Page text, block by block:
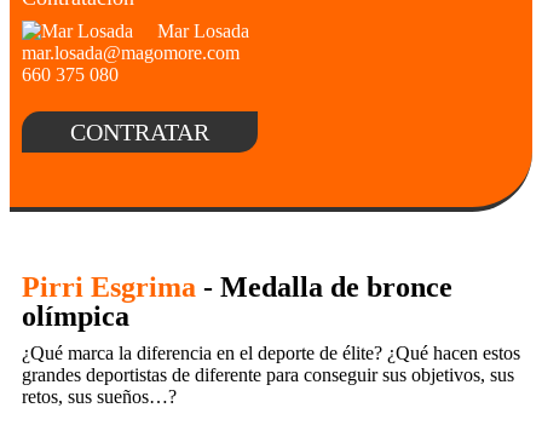
Mar Losada
mar.losada@magomore.com
660 375 080
CONTRATAR
Pirri Esgrima - Medalla de bronce
olímpica
¿Qué marca la diferencia en el deporte de élite? ¿Qué hacen estos
grandes deportistas de diferente para conseguir sus objetivos, sus
retos, sus sueños…?